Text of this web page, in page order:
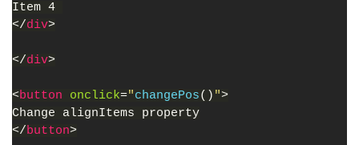
Item 4
</div>
</div>
<button onclick="changePos() ">
Change alignItems property
</button>